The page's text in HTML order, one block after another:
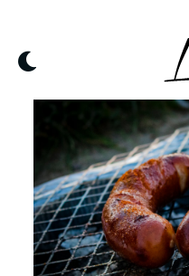
content